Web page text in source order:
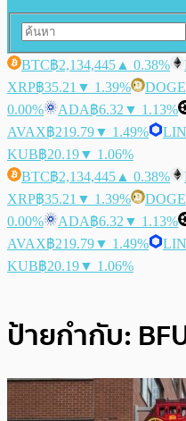
BTC฿2,134,445 ▲ 0.38%
XRP฿35.21 ▼ 1.39% DOGE
0.00%
ADA฿6.32 ▼ 1.13%
AVAX฿219.79▼ 1.49%
KUB฿20.19▼ 1.06%
BTC฿2,134,445 ▲ 0.38%
XRP฿35.21 ▼ 1.39% DOGE
0.00%
ADA฿6.32 ▼ 1.13%
AVAX฿219.79▼ 1.49%
KUB฿20.19▼ 1.06%
ป้ายกำกับ: